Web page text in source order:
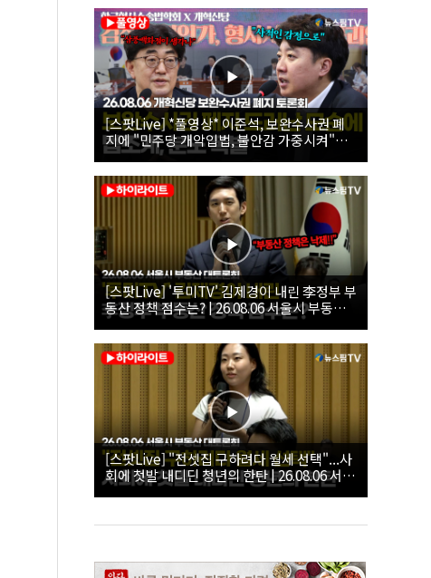
[스팟Live] *풀영상* 이준석, 보완수사권 폐
지에 "민주당 개악입법, 불안감 가중시켜"｜
26.08.06 개혁신당 보완수사권 폐지 토론회
[스팟Live] '투미TV' 김제경이 내린 李정부 부
동산 정책 점수는? | 26.08.06 서울시 부동산
대토론회
[스팟Live] "전셋집 구하려다 월세 선택"...사
회에 첫발 내디딘 청년의 한탄 | 26.08.06 서울
시 부동산 대토론회